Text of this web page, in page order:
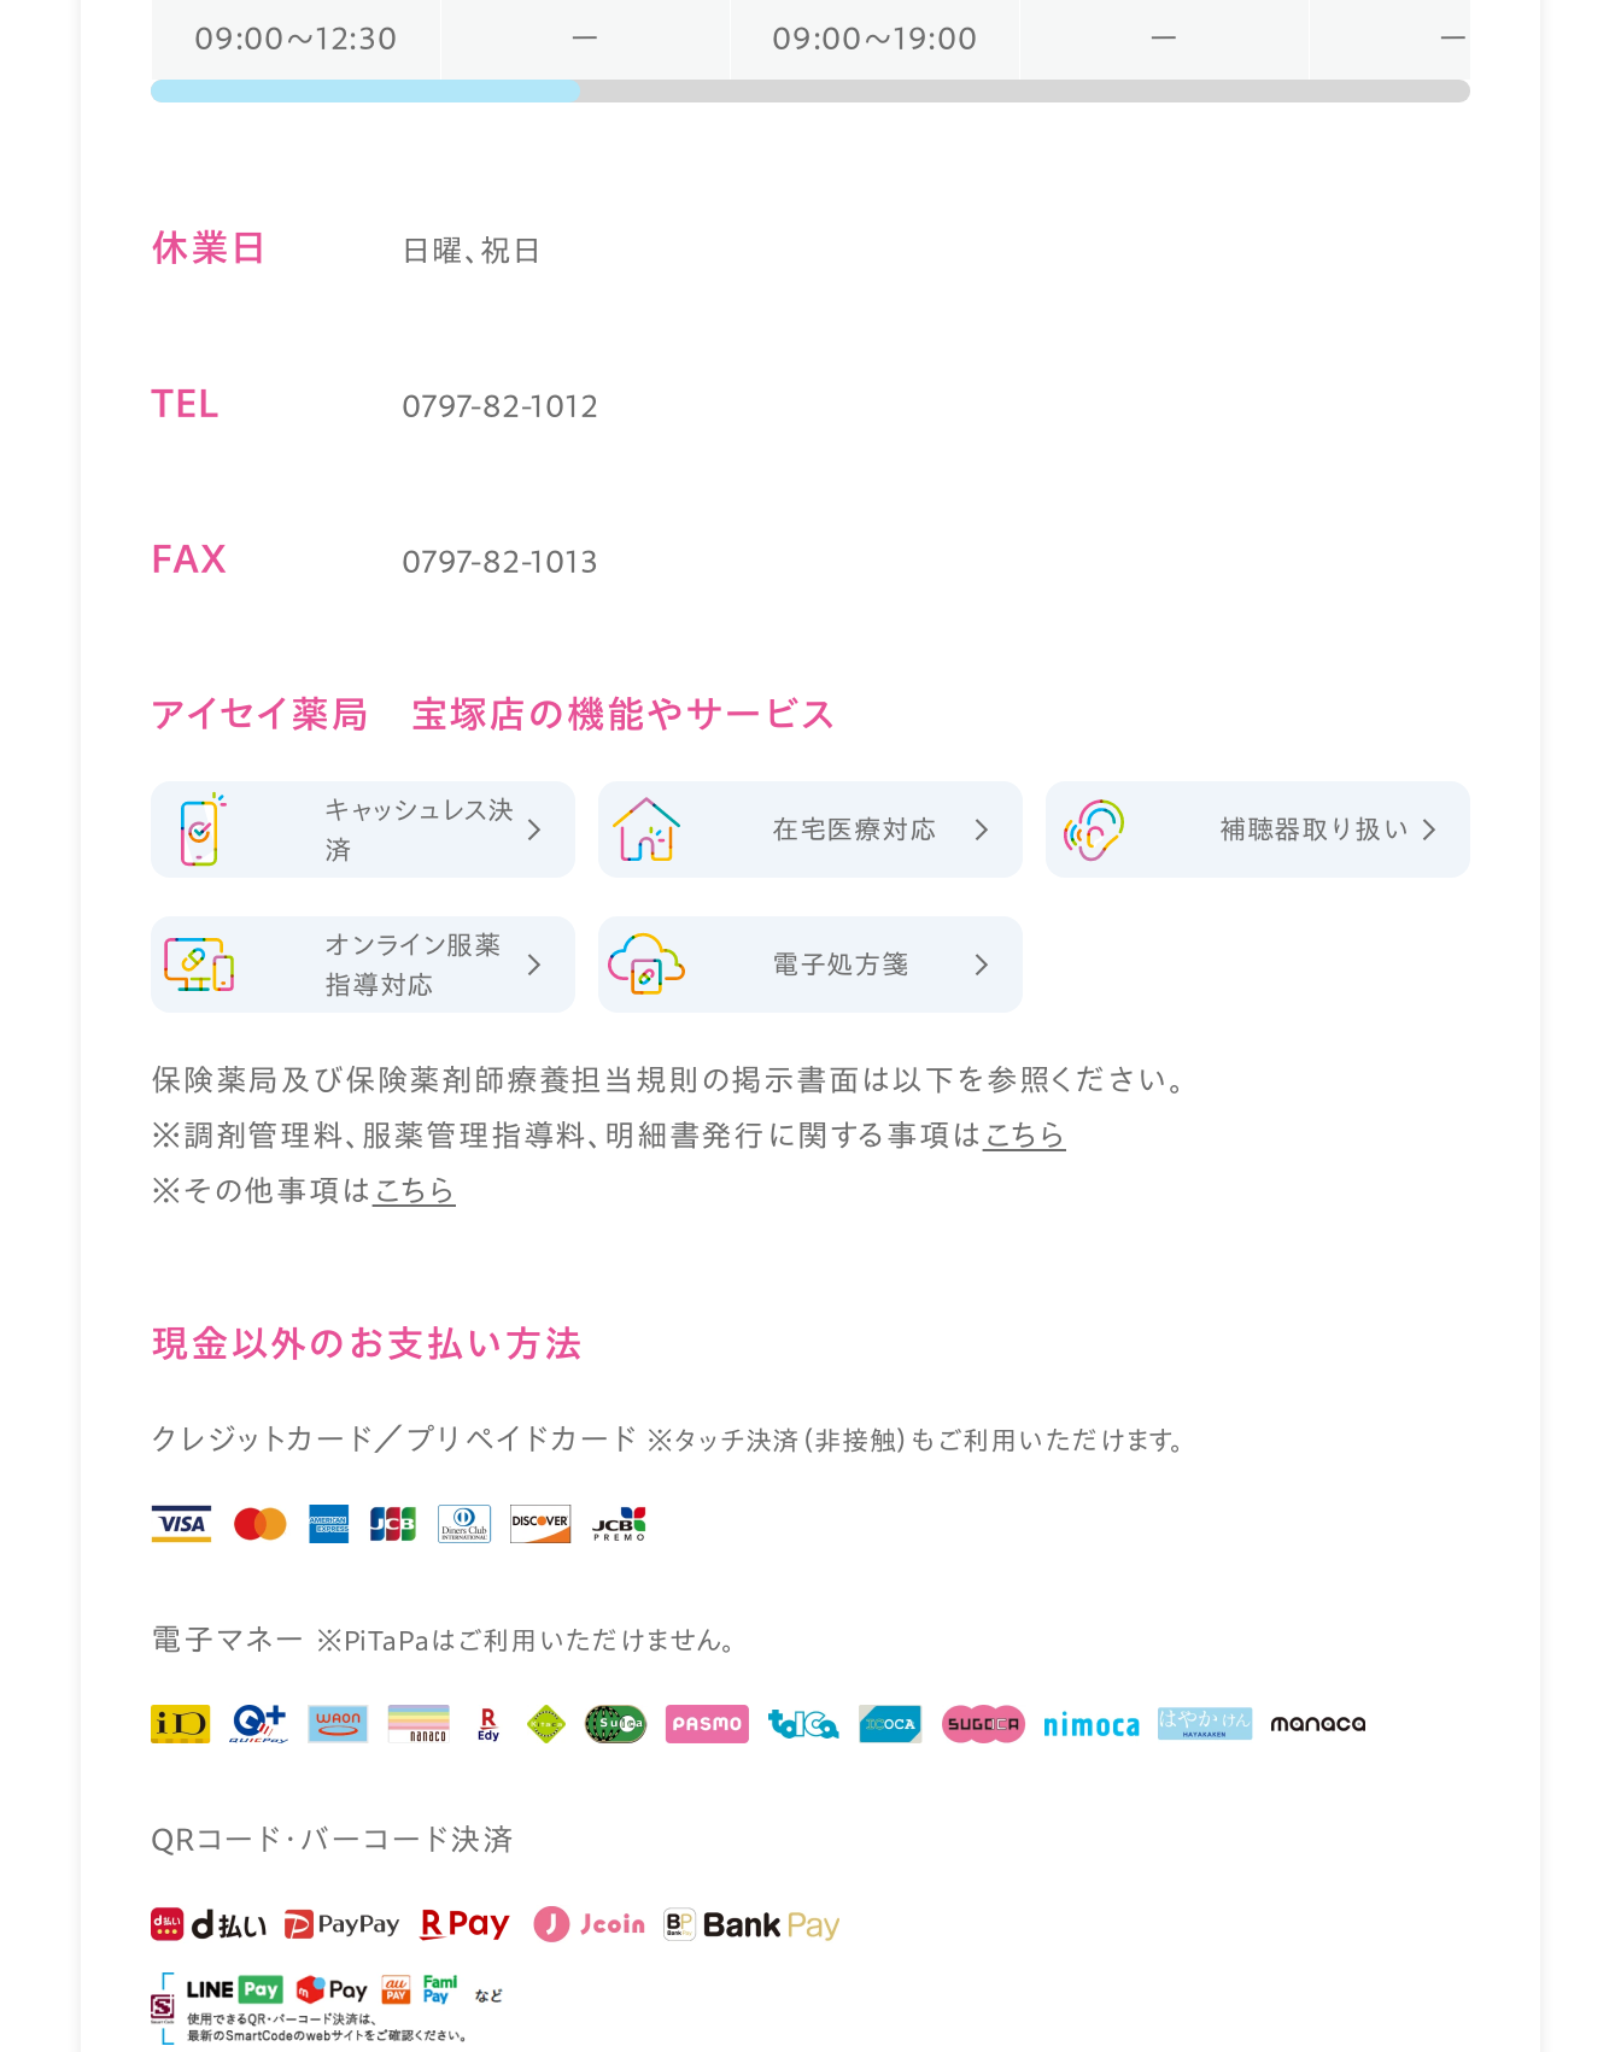
09:00～12:30 ー 09:00～19:00 ー ー
休業⽇ 日曜、祝日
TEL 0797-82-1012
FAX 0797-82-1013
アイセイ薬局 宝塚店の機能やサービス
キャッシュレス決
済
在宅医療対応 補聴器取り扱い
オンライン服薬
指導対応
電子処方箋
保険薬局及び保険薬剤師療養担当規則の掲示書面は以下を参照ください。
※調剤管理料、服薬管理指導料、明細書発行に関する事項は こちら
※その他事項は こちら
現⾦以外のお⽀払い⽅法
クレジットカード／プリペイドカード ※タッチ決済（⾮接触）もご利⽤いただけます。
電⼦マネー ※PiTaPaはご利⽤いただけません。
QRコード・バーコード決済